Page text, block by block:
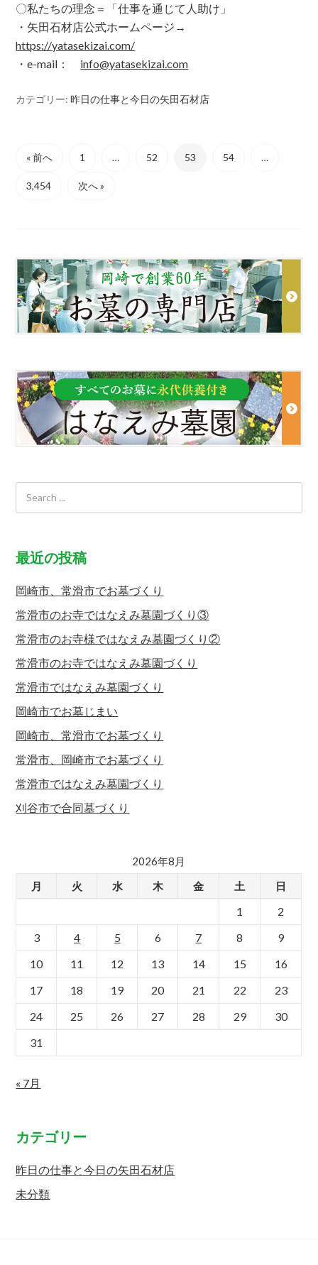
〇私たちの理念＝「仕事を通じて人助け」
・矢田石材店公式ホームページ→
https://yatasekizai.com/
・e-mail： info@yatasekizai.com
カテゴリー:昨日の仕事と今日の矢田石材店
« 前へ 1 … 52 53 54 …
3,454 次へ »
最近の投稿
岡崎市、常滑市でお墓づくり
常滑市のお寺ではなえみ墓園づくり③
常滑市のお寺様ではなえみ墓園づくり②
常滑市のお寺ではなえみ墓園づくり
常滑市ではなえみ墓園づくり
岡崎市でお墓じまい
岡崎市、常滑市でお墓づくり
常滑市、岡崎市でお墓づくり
常滑市ではなえみ墓園づくり
刈谷市で合同墓づくり
2026年8月
月
火 水 木 金 土 日
1
2
3
4 5 6 7 8
9
10
11 12 13 14 15
16
17
18 19 20 21 22
23
24
25 26 27 28 29
30
31
« 7月
カテゴリー
昨日の仕事と今日の矢田石材店
未分類